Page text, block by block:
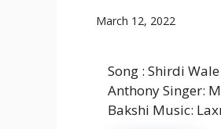
March 12, 2022
Song : Shirdi
Anthony Singer:
Bakshi Music: